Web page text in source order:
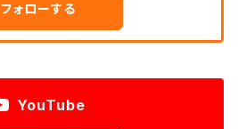
フォローする
YouTube